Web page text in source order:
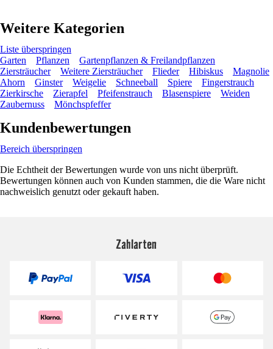
Weitere Kategorien
Liste überspringen
Garten
Pflanzen
Gartenpflanzen & Freilandpflanzen
Ziersträucher
Weitere Ziersträucher Flieder Hibiskus
Magnolie
Ahorn
Ginster Weigelie Schneeball Spiere
Fingerstrauch
Zierkirsche
Zierapfel Pfeifenstrauch Blasenspiere
Weiden
Zaubernuss
Mönchspfeffer
Kundenbewertungen
Bereich überspringen
Die Echtheit der Bewertungen wurde von uns nicht überprüft.
Bewertungen können auch von Kunden stammen, die die Ware nicht
nachweislich genutzt oder gekauft haben.
Zahlarten